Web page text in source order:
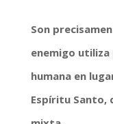
Son
enemigo
humana en
Espíritu Santo,